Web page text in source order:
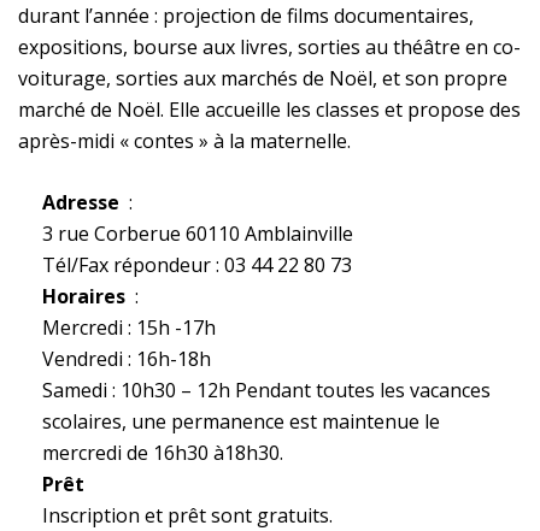
durant l’année : projection de films documentaires,
expositions, bourse aux livres, sorties au théâtre en co-
voiturage, sorties aux marchés de Noël, et son propre
marché de Noël. Elle accueille les classes et propose des
après-midi « contes » à la maternelle.
Adresse :
3 rue Corberue 60110 Amblainville
Tél/Fax répondeur : 03 44 22 80 73
Horaires :
Mercredi : 15h -17h
Vendredi : 16h-18h
Samedi : 10h30 – 12h Pendant toutes les vacances
scolaires, une permanence est maintenue le
mercredi de 16h30 à18h30.
Prêt
Inscription et prêt sont gratuits.